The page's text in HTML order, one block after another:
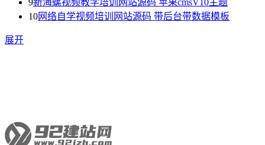
9新海螺视频教学培训网站源码 苹果cmsV10主题
10网络自学视频培训网站源码 带后台带数据模板
展开